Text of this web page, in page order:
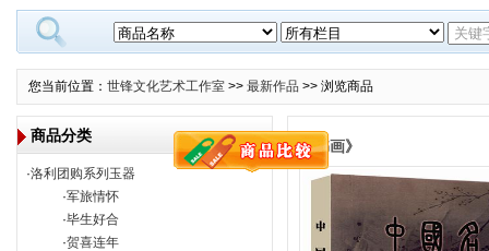
您当前位置： 世锋文化艺术工作室 >> 最新作品 >> 浏览商品
商品分类
·洛利团购系列玉器
·军旅情怀
·毕生好合
·贺喜连年
《书画》